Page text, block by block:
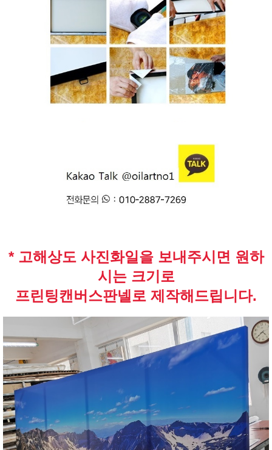
* 고해상도 사진화일을 보내주시면 원하
시는 크기로
프린팅캔버스판넬로 제작해드립니다.